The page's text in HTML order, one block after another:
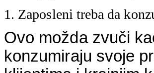
1. Zaposleni treba da
Ovo možda zvuči
konzumiraju svoje